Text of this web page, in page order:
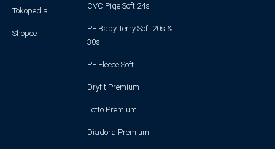
Tokopedia
Shopee
CVC Piqe Soft 24s
PE Baby Terry Soft 20s &
30s
PE Fleece Soft
Dryfit Premium
Lotto Premium
Diadora Premium